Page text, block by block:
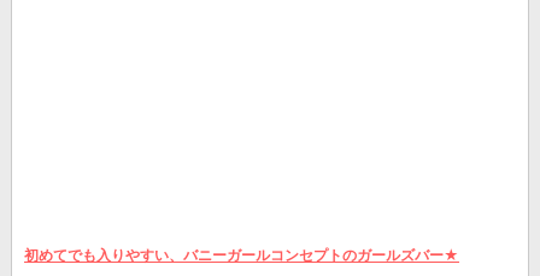
初めてでも入りやすい、バニーガールコンセプトのガールズバー★